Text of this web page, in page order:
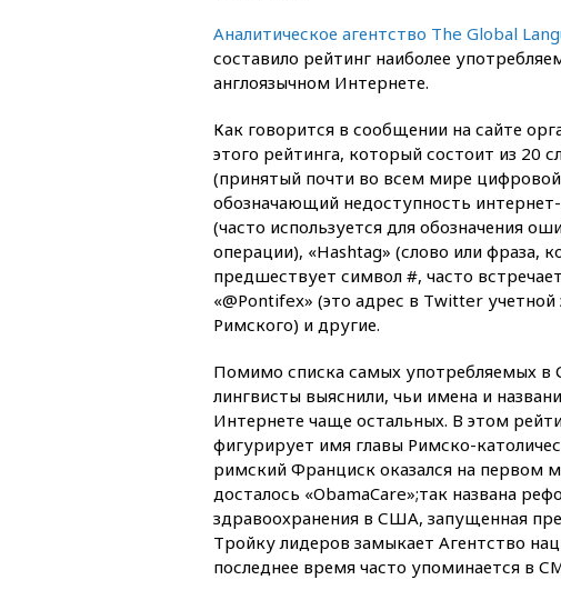
Аналитическое агентство The Global
составило рейтинг наиболее
англоязычном Интернете.
Как говорится в сообщении на сайте
этого рейтинга, который состоит из 20
(принятый почти во всем мире
обозначающий недоступность
(часто используется для обозначения
операции), «Hashtag» (слово или фраза,
предшествует символ #, часто
«@Pontifex» (это адрес в Twitter
Римского) и другие.
Помимо списка самых употребляемых в
лингвисты выяснили, чьи имена и
Интернете чаще остальных. В этом
фигурирует имя главы Римско-
римский Франциск оказался на первом
досталось «ObamaCare»;так названа
здравоохранения в США, запущенная
Тройку лидеров замыкает Агентство
последнее время часто упоминается в